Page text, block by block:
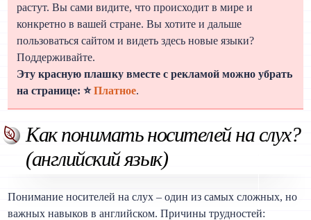
растут. Вы сами видите, что происходит в мире и
конкретно в вашей стране. Вы хотите и дальше
пользоваться сайтом и видеть здесь новые языки?
Поддерживайте.
Эту красную плашку вместе с рекламой можно убрать
на странице: ⭐Платное.
Как понимать носителей на слух?
(английский язык)
Понимание носителей на слух – один из самых сложных, но
важных навыков в английском. Причины трудностей: